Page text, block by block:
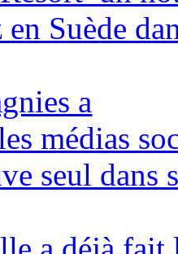
en Suède
a
médias
seul dans